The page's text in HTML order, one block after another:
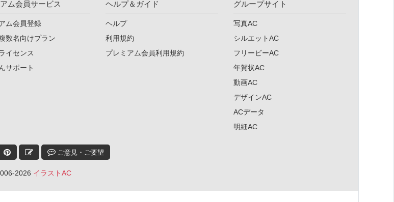
ム会員サービス
ム会員登録
数名向けプラン
イセンス
サポート
ヘルプ＆ガイド
ヘルプ
利用規約
プレミアム会員利用規約
グループサイト
写真AC
シルエットAC
フリービーAC
年賀状AC
動画AC
デザインAC
ACデータ
明細AC
ご意見・ご要望
2026 イラストAC